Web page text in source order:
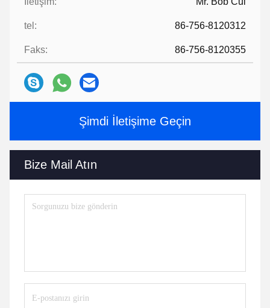
tel: 86-756-8120312
Faks: 86-756-8120355
Şimdi İletişime Geçin
Bize Mail Atın